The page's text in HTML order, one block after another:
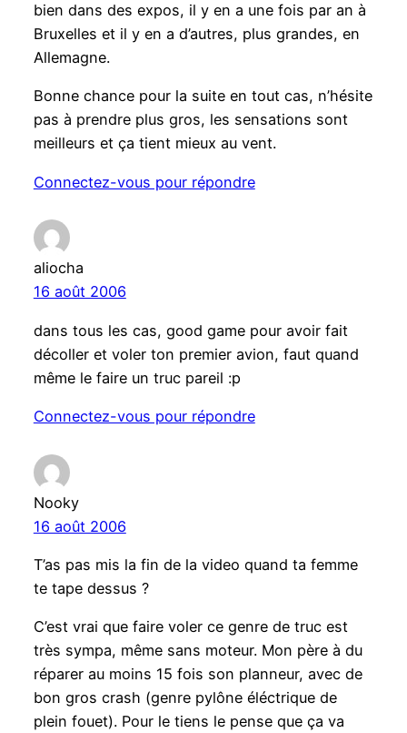
bien dans des expos, il y en a une fois par an à
Bruxelles et il y en a d’autres, plus grandes, en
Allemagne.
Bonne chance pour la suite en tout cas, n’hésite
pas à prendre plus gros, les sensations sont
meilleurs et ça tient mieux au vent.
Connectez-vous pour répondre
aliocha
16 août 2006
dans tous les cas, good game pour avoir fait
décoller et voler ton premier avion, faut quand
même le faire un truc pareil :p
Connectez-vous pour répondre
Nooky
16 août 2006
T’as pas mis la fin de la video quand ta femme
te tape dessus ?
C’est vrai que faire voler ce genre de truc est
très sympa, même sans moteur. Mon père à du
réparer au moins 15 fois son planneur, avec de
bon gros crash (genre pylône éléctrique de
plein fouet). Pour le tiens le pense que ça va